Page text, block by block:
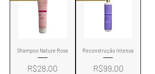
Shampoo Nature Rose
Price
R$28.00
Reconstrução Intensa
Price
R$99.00